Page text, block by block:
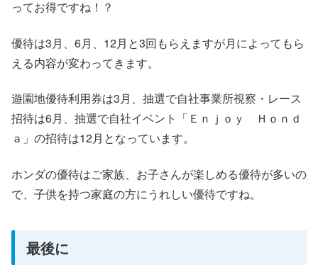
ってお得ですね！？
優待は3月、6月、12月と3回もらえますが月によってもら
える内容が変わってきます。
遊園地優待利用券は3月、抽選で自社事業所視察・レース
招待は6月、抽選で自社イベント「Ｅｎｊｏｙ Ｈｏｎｄ
ａ」の招待は12月となっています。
ホンダの優待はご家族、お子さんが楽しめる優待が多いの
で、子供を持つ家庭の方にうれしい優待ですね。
最後に